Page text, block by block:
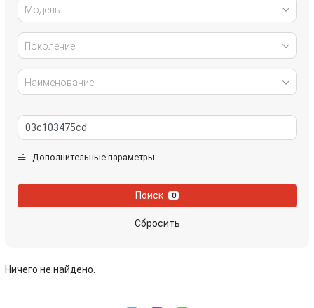
Kia
Land Rover
Mazda Mercedes-Benz
Nissan Opel
Модель
Поколение
Наименование
Дополнительные параметры
Поиск 0
Сбросить
Ничего не найдено.